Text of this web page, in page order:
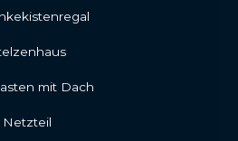
mit Dach
Netzteil